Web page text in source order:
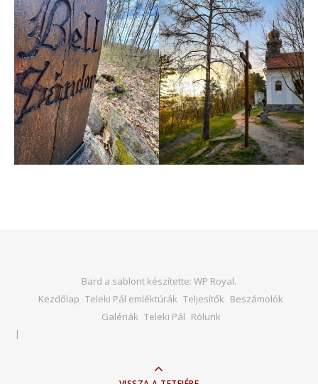
Bard a sablont készítette: WP Royal.
Kezdőlap Teleki Pál emléktúrák Teljesítők Beszámolók
Galériák Teleki Pál Rólunk